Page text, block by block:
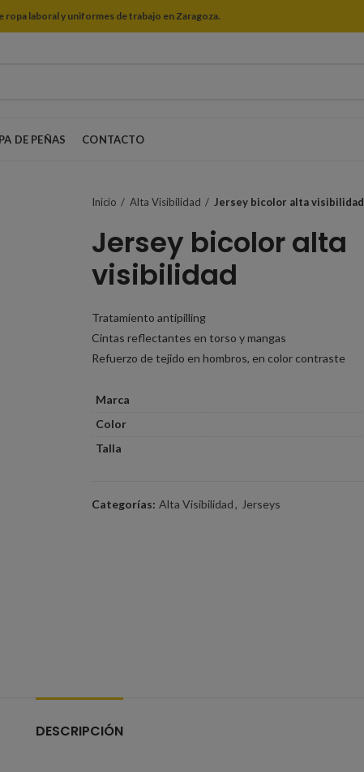
ropa laboral y uniformes de trabajo en Zaragoza.
DE PEÑAS CONTACTO
Inicio Alta Visibilidad Jersey bicolor alta visibilidad
Jersey bicolor alta
visibilidad
Tratamiento antipilling
Cintas reflectantes en torso y mangas
Refuerzo de tejido en hombros, en color contraste
Marca
Color
Talla
Categorías: Alta Visibilidad, Jerseys
DESCRIPCIÓN